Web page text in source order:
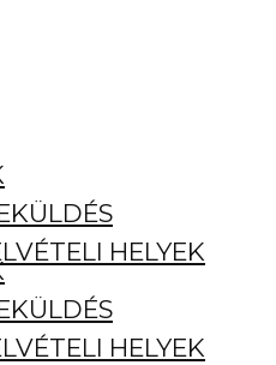
HELYEK
HELYEK